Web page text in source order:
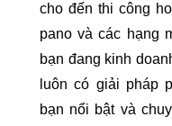
cho đến thi công
pano và các hạng
bạn đang kinh
luôn có giải pháp
bạn nổi bật và